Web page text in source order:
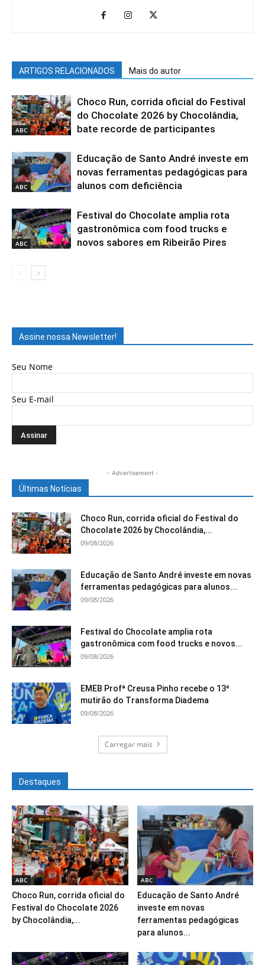
ARTIGOS RELACIONADOS Mais do autor
ABC
Choco Run, corrida oficial do Festival
do Chocolate 2026 by Chocolândia,
bate recorde de participantes
ABC
Educação de Santo André investe em
novas ferramentas pedagógicas para
alunos com deficiência
ABC
Festival do Chocolate amplia rota
gastronômica com food trucks e
novos sabores em Ribeirão Pires
Assine nossa Newsletter!
Seu Nome
Seu E-mail
- Advertisement -
Últimas Notícias
Choco Run, corrida oficial do Festival do
Chocolate 2026 by Chocolândia,...
09/08/2026
Educação de Santo André investe em novas
ferramentas pedagógicas para alunos...
09/08/2026
Festival do Chocolate amplia rota
gastronômica com food trucks e novos...
09/08/2026
EMEB Profª Creusa Pinho recebe o 13º
mutirão do Transforma Diadema
09/08/2026
Carregar mais
Destaques
ABC
Choco Run, corrida oficial do
Festival do Chocolate 2026
by Chocolândia,...
ABC
Educação de Santo André
investe em novas
ferramentas pedagógicas
para alunos...